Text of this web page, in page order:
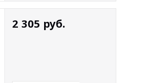
2 305 руб.